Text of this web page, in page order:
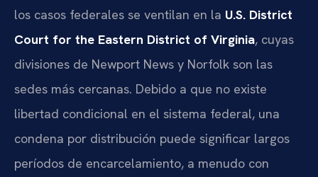
los casos federales se ventilan en la U.S. District
Court for the Eastern District of Virginia, cuyas
divisiones de Newport News y Norfolk son las
sedes más cercanas. Debido a que no existe
libertad condicional en el sistema federal, una
condena por distribución puede significar largos
períodos de encarcelamiento, a menudo con